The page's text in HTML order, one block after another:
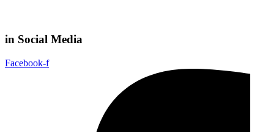
in Social Media
Facebook-f